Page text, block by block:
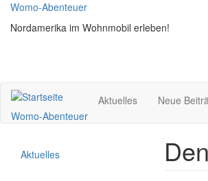
Direkt
zum
Inhalt
Womo-Abenteuer
Nordamerika im Wohnmobil erleben!
Womo-Abenteuer
Aktuelles Neue
Aktuelles